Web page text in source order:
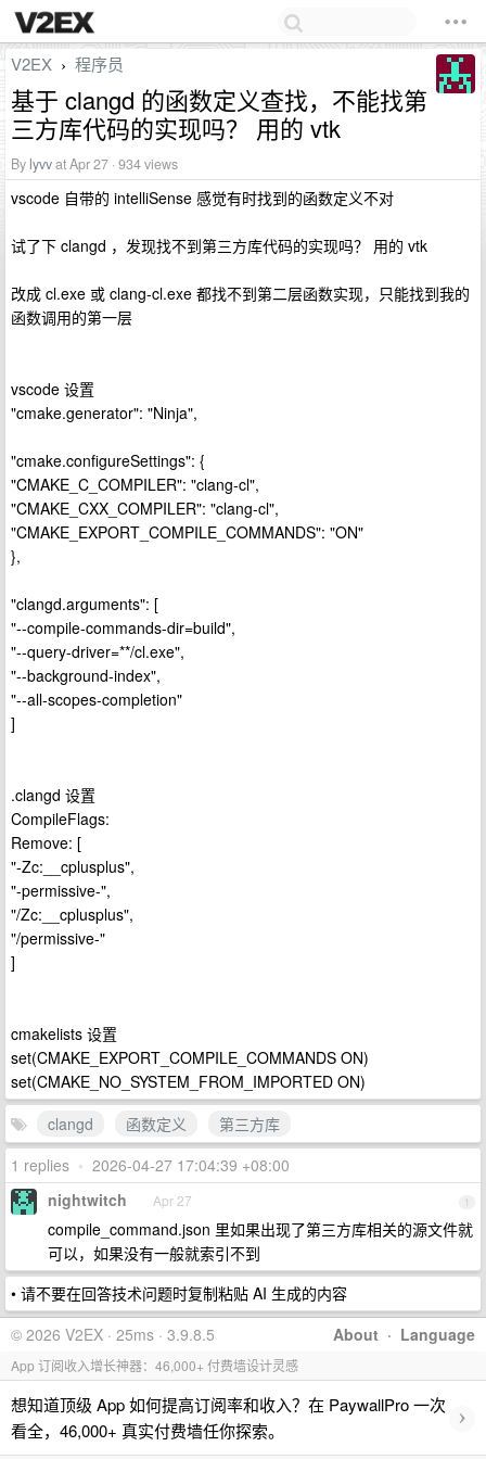
V2EX › 程序员
基于 clangd 的函数定义查找，不能找第
三方库代码的实现吗？ 用的 vtk
By lyvvat Apr 27 · 934 views
vscode 自带的 intelliSense 感觉有时找到的函数定义不对
试了下 clangd ，发现找不到第三方库代码的实现吗？ 用的 vtk
改成 cl.exe 或 clang-cl.exe 都找不到第二层函数实现，只能找到我的
函数调用的第一层
vscode 设置
"cmake.generator": "Ninja",
"cmake.configureSettings": {
"CMAKE_C_COMPILER": "clang-cl",
"CMAKE_CXX_COMPILER": "clang-cl",
"CMAKE_EXPORT_COMPILE_COMMANDS": "ON"
},
"clangd.arguments": [
"--compile-commands-dir=build",
"--query-driver=**/cl.exe",
"--background-index",
"--all-scopes-completion"
]
.clangd 设置
CompileFlags:
Remove: [
"-Zc:__cplusplus",
"-permissive-",
"/Zc:__cplusplus",
"/permissive-"
]
cmakelists 设置
set(CMAKE_EXPORT_COMPILE_COMMANDS ON)
set(CMAKE_NO_SYSTEM_FROM_IMPORTED ON)
clangd
函数定义
第三方库
1 replies • 2026-04-27 17:04:39 +08:00
1
nightwitch Apr 27
compile_command.json 里如果出现了第三方库相关的源文件就
可以，如果没有一般就索引不到
• 请不要在回答技术问题时复制粘贴 AI 生成的内容
About · Language
© 2026 V2EX · 25ms · 3.9.8.5
App 订阅收入增长神器：46,000+ 付费墙设计灵感
想知道顶级 App 如何提高订阅率和收入？在 PaywallPro 一次
看全，46,000+ 真实付费墙任你探索。
›